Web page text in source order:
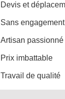
Devis et
Sans engagement
Artisan passionné
Prix imbattable
Travail de qualité